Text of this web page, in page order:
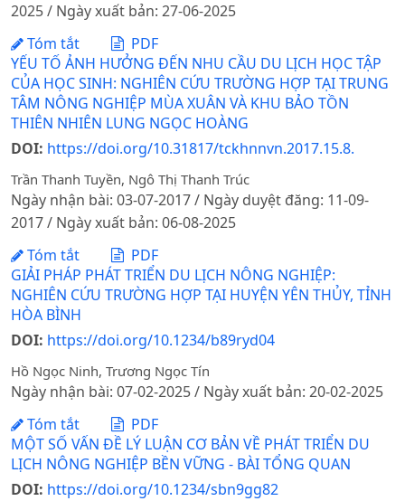
2025 / Ngày xuất bản: 27-06-2025
Tóm tắt
PDF
YẾU TỐ ẢNH HƯỞNG ĐẾN NHU CẦU DU LỊCH HỌC TẬP
CỦA HỌC SINH: NGHIÊN CỨU TRƯỜNG HỢP TẠI TRUNG
TÂM NÔNG NGHIỆP MÙA XUÂN VÀ KHU BẢO TỒN
THIÊN NHIÊN LUNG NGỌC HOÀNG
DOI: https://doi.org/10.31817/tckhnnvn.2017.15.8.
Trần Thanh Tuyền, Ngô Thị Thanh Trúc
Ngày nhận bài: 03-07-2017 / Ngày duyệt đăng: 11-09-
2017 / Ngày xuất bản: 06-08-2025
Tóm tắt
PDF
GIẢI PHÁP PHÁT TRIỂN DU LỊCH NÔNG NGHIỆP:
NGHIÊN CỨU TRƯỜNG HỢP TẠI HUYỆN YÊN THỦY, TỈNH
HÒA BÌNH
DOI: https://doi.org/10.1234/b89ryd04
Hồ Ngọc Ninh, Trương Ngọc Tín
Ngày nhận bài: 07-02-2025 / Ngày xuất bản: 20-02-2025
Tóm tắt
PDF
MỘT SỐ VẤN ĐỀ LÝ LUẬN CƠ BẢN VỀ PHÁT TRIỂN DU
LỊCH NÔNG NGHIỆP BỀN VỮNG - BÀI TỔNG QUAN
DOI: https://doi.org/10.1234/sbn9gg82